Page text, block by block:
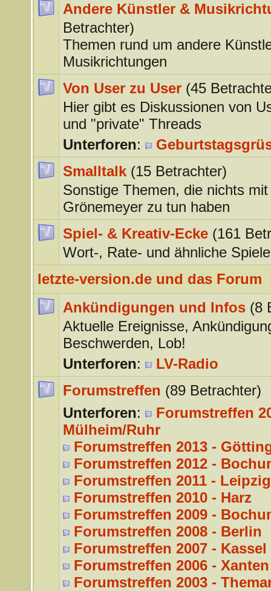
Andere Künstler &
Betrachter)
Themen rund um andere
Musikrichtungen
Von User zu User (45
Hier gibt es Diskussionen von
und "private" Threads
Unterforen:
Smalltalk (15 Betrachter)
Sonstige Themen, die nichts mit
Grönemeyer zu tun haben
Spiel- & Kreativ-Ecke (161
Wort-, Rate- und ähnliche Spiele
letzte-version.de und das Forum
Ankündigungen und Infos (8
Aktuelle Ereignisse,
Beschwerden, Lob!
Unterforen:
LV-Radio
Forumstreffen (89 Betrachter)
Unterforen:
Forumstreffen
Mülheim/Ruhr
Forumstreffen 2013 -
Forumstreffen 2012 -
Forumstreffen 2011 - Leipzig
Forumstreffen 2010 - Harz
Forumstreffen 2009 -
Forumstreffen 2008 - Berlin
Forumstreffen 2007 - Kassel
Forumstreffen 2006 - Xanten
Forumstreffen 2003 -